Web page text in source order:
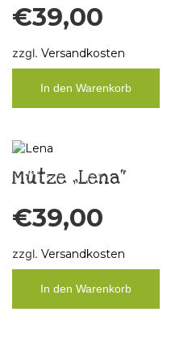
€39,00
zzgl. Versandkosten
In den Warenkorb
Mütze „Lena“
€39,00
zzgl. Versandkosten
In den Warenkorb